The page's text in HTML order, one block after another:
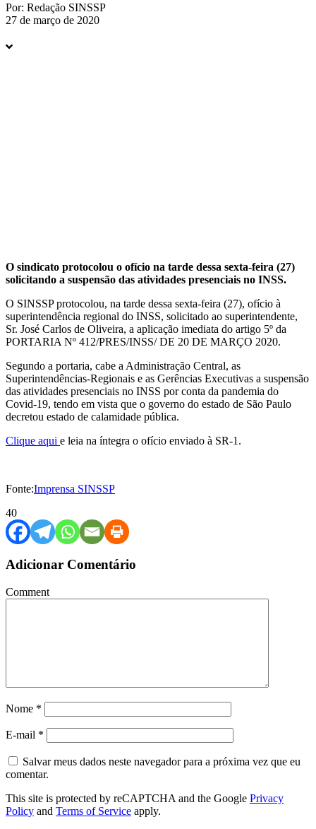
Por: Redação SINSSP
27 de março de 2020
O sindicato protocolou o ofício na tarde dessa sexta-feira (27)
solicitando a suspensão das atividades presenciais no INSS.
O SINSSP protocolou, na tarde dessa sexta-feira (27), ofício à
superintendência regional do INSS, solicitado ao superintendente,
Sr. José Carlos de Oliveira, a aplicação imediata do artigo 5º da
PORTARIA Nº 412/PRES/INSS/ DE 20 DE MARÇO 2020.
Segundo a portaria, cabe a Administração Central, as
Superintendências-Regionais e as Gerências Executivas a suspensão
das atividades presenciais no INSS por conta da pandemia do
Covid-19, tendo em vista que o governo do estado de São Paulo
decretou estado de calamidade pública.
Clique aqui e leia na íntegra o ofício enviado à SR-1.
Fonte:Imprensa SINSSP
40
Adicionar Comentário
Comment
Nome *
E-mail *
Salvar meus dados neste navegador para a próxima vez que eu
comentar.
This site is protected by reCAPTCHA and the Google Privacy
Policy and Terms of Service apply.